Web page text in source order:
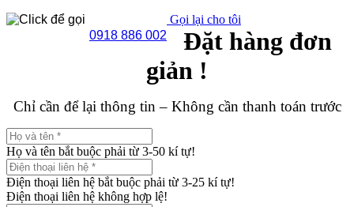
0918 886 002
Gọi lại cho tôi
Đặt hàng đơn
giản !
Chỉ cần để lại thông tin – Không cần thanh toán trước
Họ và tên bắt buộc phải từ 3-50 kí tự!
Điện thoại liên hệ bắt buộc phải từ 3-25 kí tự!
Điện thoại liên hệ không hợp lệ!